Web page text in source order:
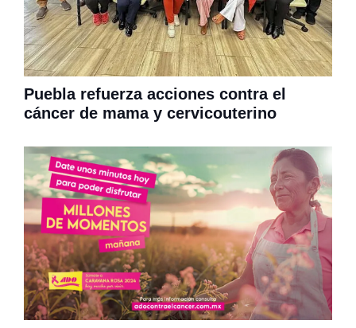
Puebla refuerza acciones contra el
cáncer de mama y cervicouterino